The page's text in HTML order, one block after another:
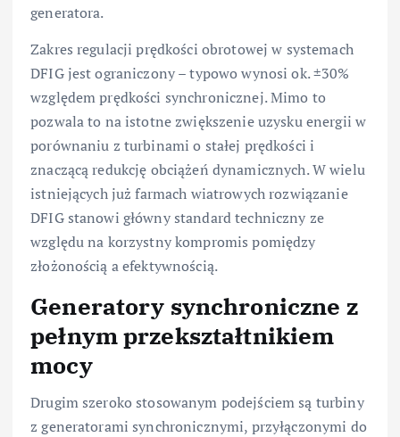
generatora.
Zakres regulacji prędkości obrotowej w systemach
DFIG jest ograniczony – typowo wynosi ok. ±30%
względem prędkości synchronicznej. Mimo to
pozwala to na istotne zwiększenie uzysku energii w
porównaniu z turbinami o stałej prędkości i
znaczącą redukcję obciążeń dynamicznych. W wielu
istniejących już farmach wiatrowych rozwiązanie
DFIG stanowi główny standard techniczny ze
względu na korzystny kompromis pomiędzy
złożonością a efektywnością.
Generatory synchroniczne z
pełnym przekształtnikiem
mocy
Drugim szeroko stosowanym podejściem są turbiny
z generatorami synchronicznymi, przyłączonymi do